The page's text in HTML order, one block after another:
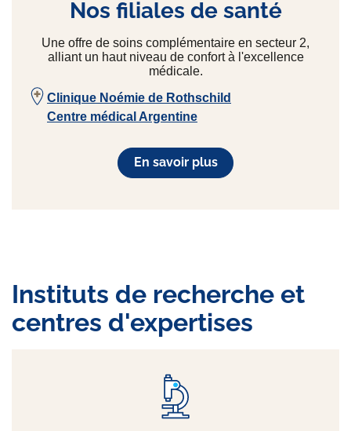
Nos filiales de santé
Une offre de soins complémentaire en secteur 2,
alliant un haut niveau de confort à l'excellence
médicale.
Clinique Noémie de Rothschild
Centre médical Argentine
En savoir plus
Instituts de recherche et
centres d'expertises